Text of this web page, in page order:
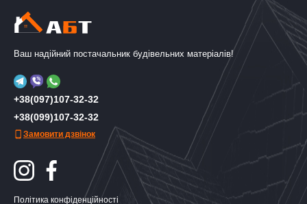
Ваш надійний постачальник будівельних матеріалів!
+38(097)107-32-32
+38(099)107-32-32
Замовити дзвінок
Політика конфіденційності